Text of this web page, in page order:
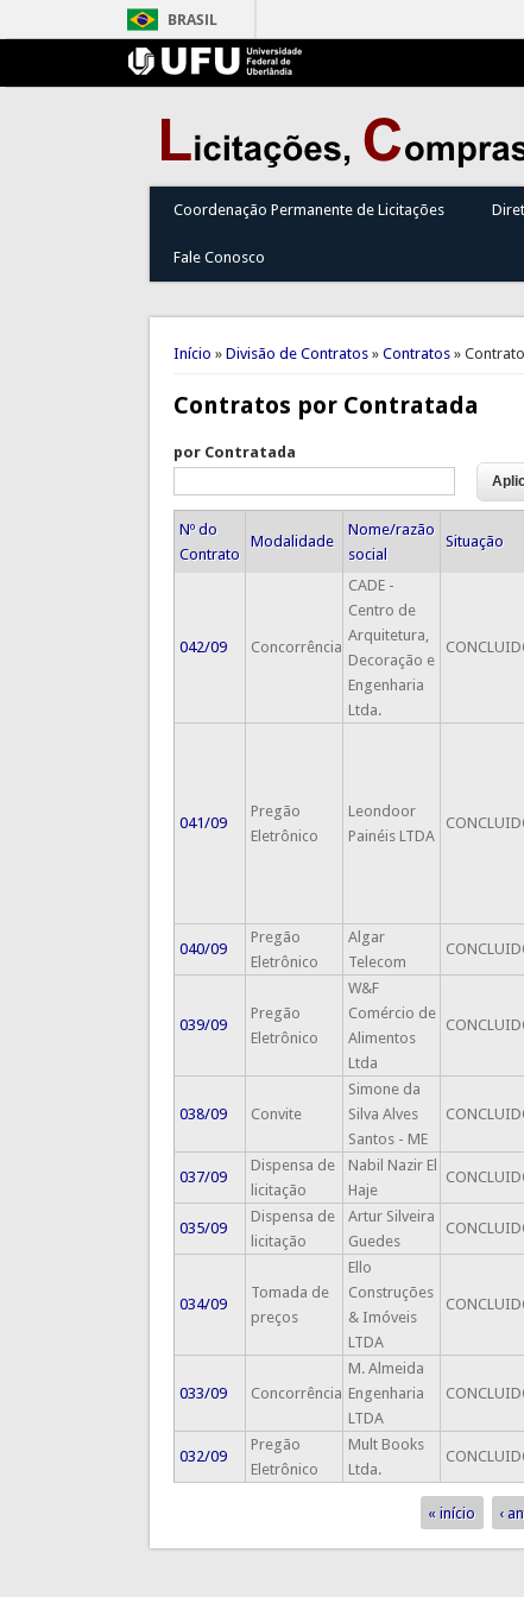
BRASIL
Coordenação Permanente de Licitações
Fale Conosco
Você está aqui
Início » Divisão de Contratos» Contratos»
Contratos por Contratada
por Contratada
Nº do
Contrato
Modalidade
Nome/razão
social
Situação
042/09 Concorrência
CADE -
Centro de
Arquitetura,
Decoração e
Engenharia
Ltda.
041/09
Pregão
Eletrônico
Leondoor
Painéis LTDA
040/09
Pregão
Eletrônico
Algar
Telecom
039/09
Pregão
Eletrônico
W&F
Comércio de
Alimentos
Ltda
038/09 Convite
Simone da
Silva Alves
Santos - ME
037/09
Dispensa de
licitação
Nabil Nazir El
Haje
035/09
Dispensa de
licitação
Artur Silveira
Guedes
034/09
Tomada de
preços
Ello
Construções
& Imóveis
LTDA
033/09 Concorrência
M. Almeida
Engenharia
LTDA
032/09
Pregão
Eletrônico
Mult Books
Ltda.
« início ‹